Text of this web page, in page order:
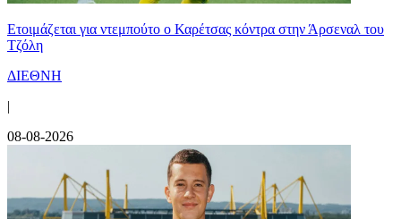
Ετοιμάζεται για ντεμπούτο ο Καρέτσας κόντρα στην Άρσεναλ του
Τζόλη
ΔΙΕΘΝΗ
|
08-08-2026